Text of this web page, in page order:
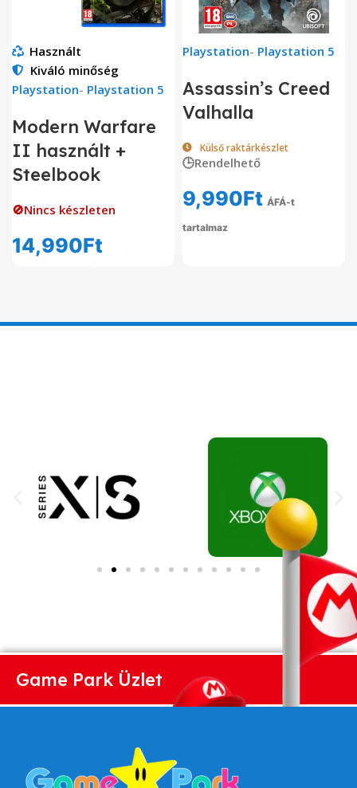
Használt
Kiváló minőség
Playstation- Playstation 5
Modern Warfare
II használt +
Steelbook
🚫Nincs készleten
14,990Ft
Playstation- Playstation 5
Assassin’s Creed
Valhalla
Külső raktárkészlet
🕒Rendelhető
9,990Ft ÁFÁ-t
tartalmaz
Game Park Üzlet